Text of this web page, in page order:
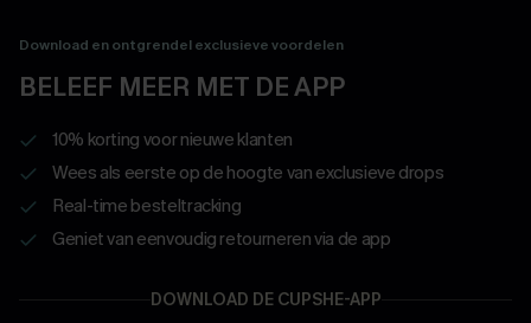
Download en ontgrendel exclusieve voordelen
BELEEF MEER MET DE APP
10% korting voor nieuwe klanten
Wees als eerste op de hoogte van exclusieve drops
Real-time besteltracking
Geniet van eenvoudig retourneren via de app
DOWNLOAD DE CUPSHE-APP